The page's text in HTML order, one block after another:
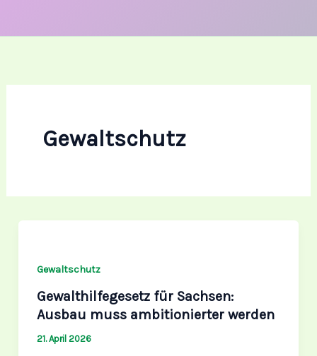
Gewaltschutz
Gewaltschutz
Gewalthilfegesetz für Sachsen:
Ausbau muss ambitionierter werden
21. April 2026
Sachsen:
Ausbau
muss
werden